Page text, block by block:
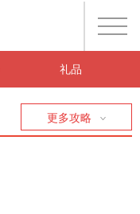
礼品
更多攻略